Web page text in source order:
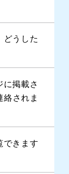
どうした
掲載さ
されま
できます